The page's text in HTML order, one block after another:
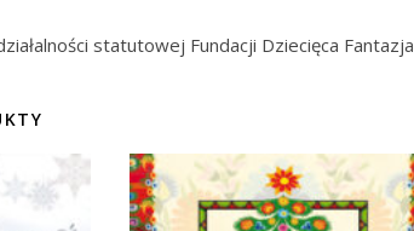
statutowej Fundacji Dziecięca Fantazja